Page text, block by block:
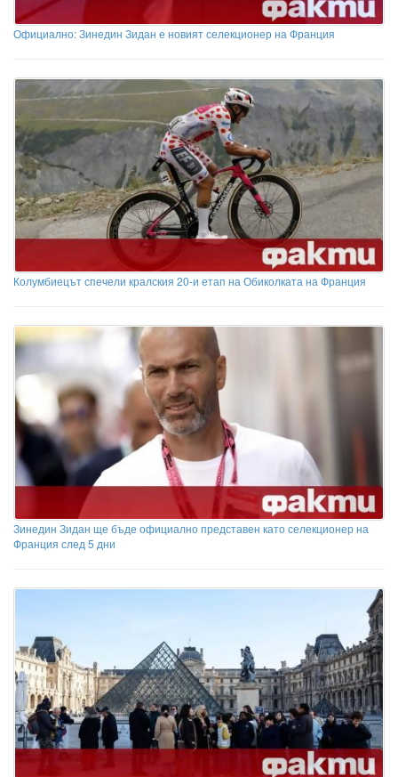
Официално: Зинедин Зидан е новият селекционер на Франция
Колумбиецът спечели кралския 20-и етап на Обиколката на Франция
Зинедин Зидан ще бъде официално представен като селекционер на
Франция след 5 дни